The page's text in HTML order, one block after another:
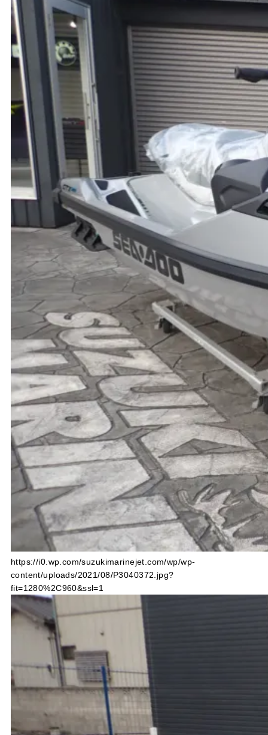
https://i0.wp.com/suzukimarinejet.com/wp/wp-
content/uploads/2021/08/P3040372.jpg?
fit=1280%2C960&ssl=1